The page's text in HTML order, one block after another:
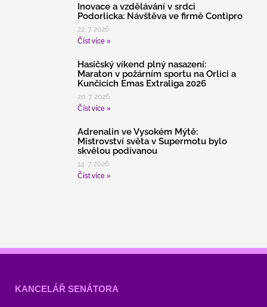
Inovace a vzdělávání v srdci
Podorlicka: Návštěva ve firmě Contipro
22. 7. 2026
Číst více »
Hasičský víkend plný nasazení:
Maraton v požárním sportu na Orlici a
Kunčicích Emas Extraliga 2026
20. 7. 2026
Číst více »
Adrenalin ve Vysokém Mýtě:
Mistrovství světa v Supermotu bylo
skvělou podívanou
14. 7. 2026
Číst více »
KANCELÁŘ SENÁTORA